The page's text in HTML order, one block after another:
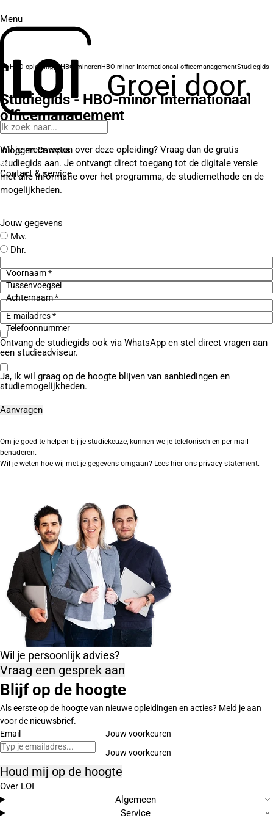
Menu
Groei door.
Inloggen Campus
Contact& service
HBO-opleidingenHBO-minorenHBO-minor Internationaal officemanagementStudiegids
Studiegids - HBO-minor Internationaal
officemanagement
Wil je meer weten over deze opleiding? Vraag dan de gratis
studiegids aan. Je ontvangt direct toegang tot de digitale versie
met alle informatie over het programma, de studiemethode en de
mogelijkheden.
Jouw gegevens
Mw.
Dhr.
Voornaam *
Tussenvoegsel
Achternaam *
E-mailadres *
Telefoonnummer
Ontvang de studiegids ook via WhatsApp en stel direct vragen aan
een studieadviseur.
Ja, ik wil graag op de hoogte blijven van aanbiedingen en
studiemogelijkheden.
Om je goed te helpen bij je studiekeuze, kunnen we je telefonisch en per mail
benaderen.
Wil je weten hoe wij met je gegevens omgaan? Lees hier ons privacy statement.
Wil je persoonlijk advies?
Vraag een gesprek aan
Blijf op de hoogte
Als eerste op de hoogte van nieuwe opleidingen en acties? Meld je aan
voor de nieuwsbrief.
Email
Jouw voorkeuren
Houd mij op de hoogte
Over LOI
Algemeen
Service